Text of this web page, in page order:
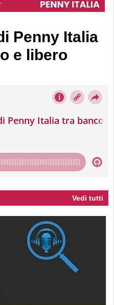
Penny Italia
e libero
Vedi tutti